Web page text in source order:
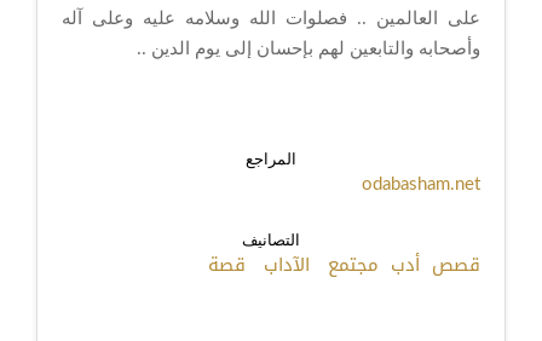
على العالمين .. فصلوات الله وسلامه عليه وعلى آله
وأصحابه والتابعين لهم بإحسان إلى يوم الدين ..
المراجع
odabasham.net
التصانيف
قصص أدب مجتمع الآداب قصة